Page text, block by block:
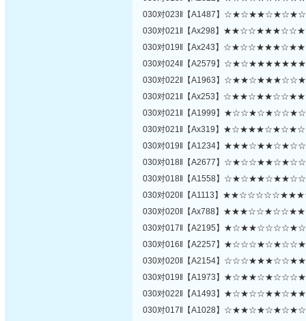
030对023‖【A1487】
030对021‖【Ax298】
030对019‖【Ax243】
030对024‖【A2579】
030对022‖【A1963】
030对021‖【Ax253】
030对021‖【A1999】
030对021‖【Ax319】
030对019‖【A1234】
030对018‖【A2677】
030对018‖【A1558】
030对020‖【A1113】
030对020‖【Ax788】
030对017‖【A2195】
030对016‖【A2257】
030对020‖【A2154】
030对019‖【A1973】
030对022‖【A1493】
030对017‖【A1028】